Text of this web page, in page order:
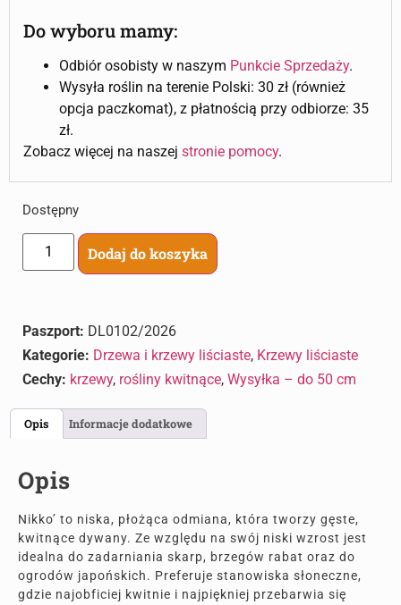
Do wyboru mamy:
Odbiór osobisty w naszym Punkcie Sprzedaży.
Wysyła roślin na terenie Polski: 30 zł (również
opcja paczkomat), z płatnością przy odbiorze: 35
zł.
Zobacz więcej na naszej stronie pomocy.
Dostępny
Dodaj do koszyka
Paszport: DL0102/2026
Kategorie: Drzewa i krzewy liściaste, Krzewy liściaste
Cechy: krzewy, rośliny kwitnące, Wysyłka – do 50 cm
Opis Informacje dodatkowe
Opis
Nikko’ to niska, płożąca odmiana, która tworzy gęste,
kwitnące dywany. Ze względu na swój niski wzrost jest
idealna do zadarniania skarp, brzegów rabat oraz do
ogrodów japońskich. Preferuje stanowiska słoneczne,
gdzie najobficiej kwitnie i najpiękniej przebarwia się